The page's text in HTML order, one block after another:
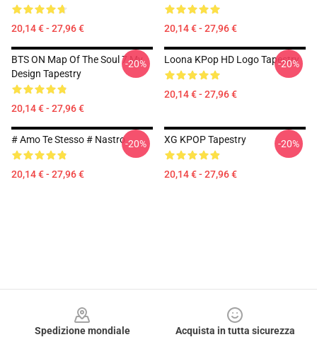
20,14 € - 27,96 € 20,14 € - 27,96 €
BTS ON Map Of The Soul 7 Mv
Design Tapestry
20,14 € - 27,96 €
-20% Loona KPop HD Logo Tapestry
20,14 € - 27,96 €
-20%
# Amo Te Stesso # Nastro
20,14 € - 27,96 €
-20% XG KPOP Tapestry
20,14 € - 27,96 €
-20%
Spedizione mondiale
Acquista in tutta sicurezza